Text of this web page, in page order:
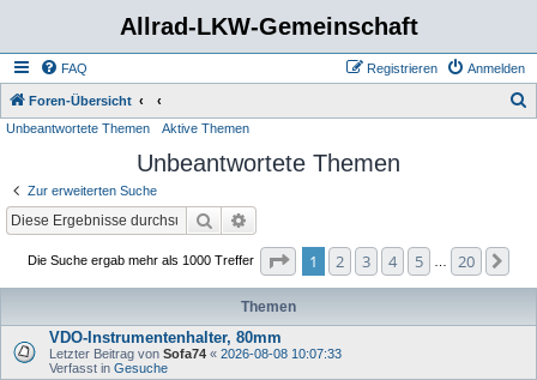
Allrad-LKW-Gemeinschaft
FAQ Anmelden
Registrieren
Foren-Übersicht
Unbeantwortete Themen Aktive Themen
Unbeantwortete Themen
Zur erweiterten Suche
Suche
Die Suche ergab mehr als 1000 Treffer Seite von
1 2 3 4 5 20
Themen
VDO-Instrumentenhalter, 80mm
Letzter Beitrag von Sofa74 « 2026-08-08 10:07:33
Verfasst in Gesuche